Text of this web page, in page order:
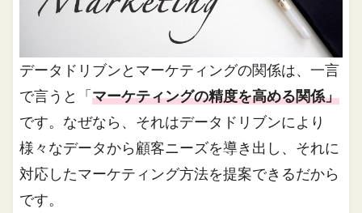
データドリブンとマーケティングの関係は、一言
で言うと「マーケティングの精度を高める関係」
です。なぜなら、それはデータドリブンにより
様々なデータから顧客ニーズを導き出し、それに
対応したマーケティング方法を提案できるだから
です。